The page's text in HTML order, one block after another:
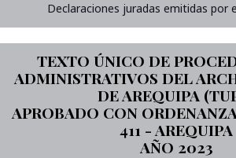
Declaraciones juradas emitidas por
TEXTO ÚNICO DE
ADMINISTRATIVOS DEL
DE AREQUIPA
APROBADO CON
411 - AREQUIPA
AÑO 2023